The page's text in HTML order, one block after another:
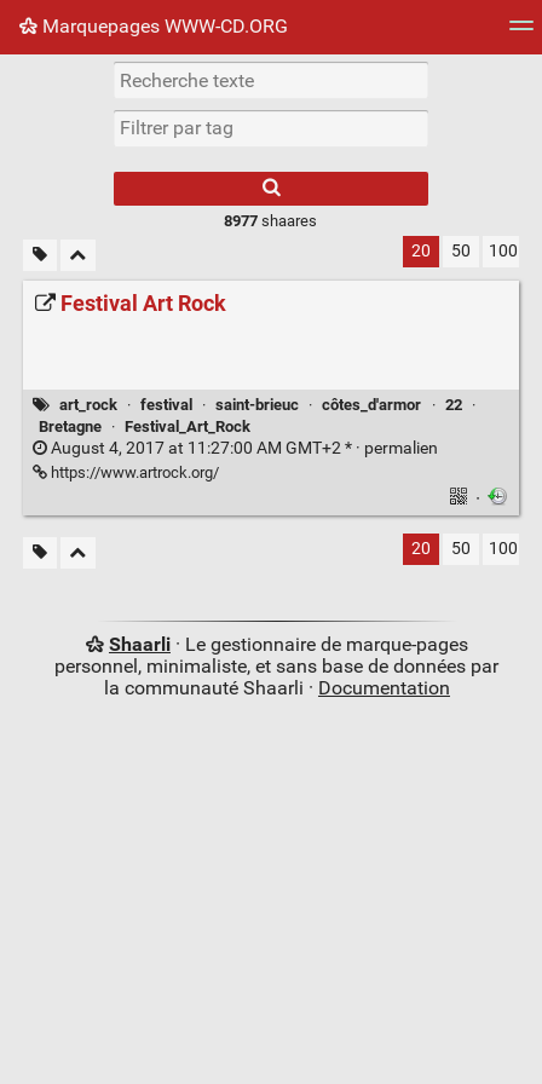
Marquepages WWW-CD.ORG
Nuage de tags Mur d'images
8977 shaares
20 50 100
Festival Art Rock
art_rock · festival · saint-brieuc · côtes_d'armor · 22
·
Bretagne
· Festival_Art_Rock
August 4, 2017 at 11:27:00 AM GMT+2 * · permalien
https://www.artrock.org/
·
20 50 100
Shaarli· Le gestionnaire de marque-pages
personnel, minimaliste, et sans base de données par
la communauté Shaarli · Documentation